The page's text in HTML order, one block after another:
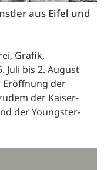
aus Eifel und
Grafik,
Juli bis 2. August
Eröffnung der
der Kaiser-
der Youngster-